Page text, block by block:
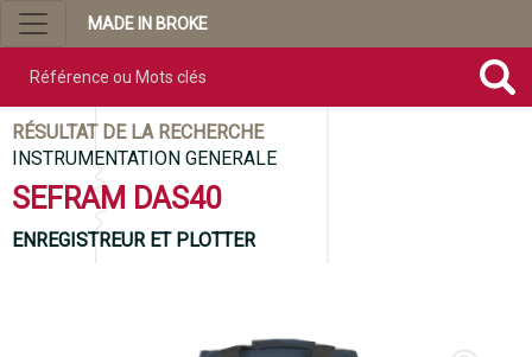
MADE IN BROKE
RÉSULTAT DE LA RECHERCHE
INSTRUMENTATION GENERALE
SEFRAM DAS40
ENREGISTREUR ET PLOTTER